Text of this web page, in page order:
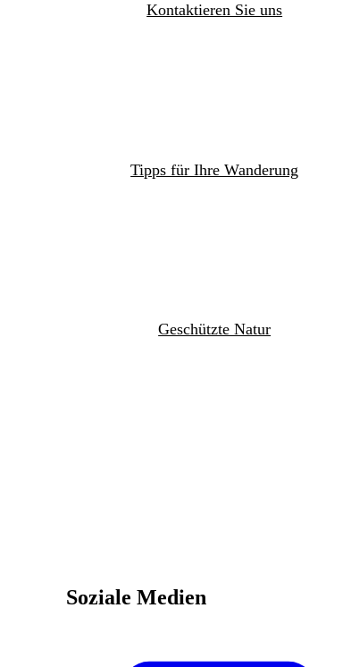
Kontaktieren Sie uns
Tipps für Ihre Wanderung
Geschützte Natur
Soziale Medien